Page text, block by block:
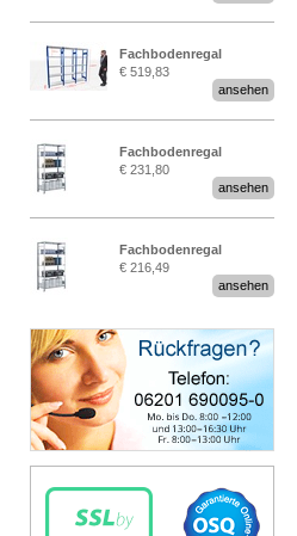
Fachbodenregal
Stecksystem MultiPlus
2,25 Meter breit
€ 519,83
ansehen
Fachbodenregal
Stecksystem MultiPlus
€ 231,80
ansehen
Fachbodenregal
Stecksystem MultiPlus
€ 216,49
ansehen